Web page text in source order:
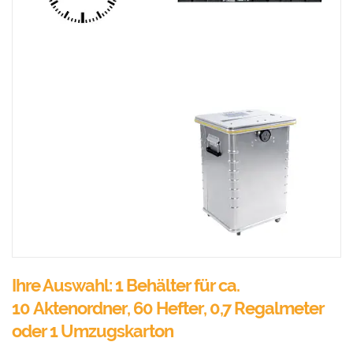
Ihre Auswahl: 1 Behälter für ca.
10 Aktenordner, 60 Hefter, 0,7 Regalmeter
oder 1 Umzugskarton